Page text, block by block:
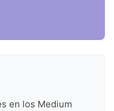
en los Medium